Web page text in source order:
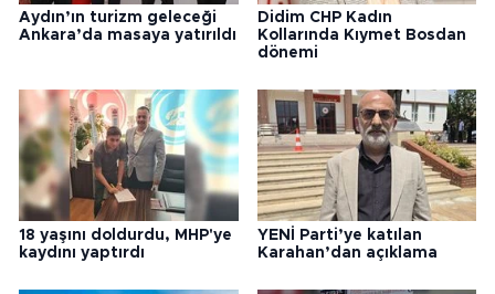
Aydın’ın turizm geleceği
Ankara’da masaya yatırıldı
Didim CHP Kadın
Kollarında Kıymet Bosdan
dönemi
18 yaşını doldurdu, MHP'ye
kaydını yaptırdı
YENİ Parti’ye katılan
Karahan’dan açıklama